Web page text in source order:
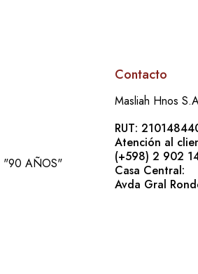
"90 AÑOS"
Contacto
Masliah Hnos
RUT:
Atención al
(+598) 2 902
Casa Central:
Avda Gral